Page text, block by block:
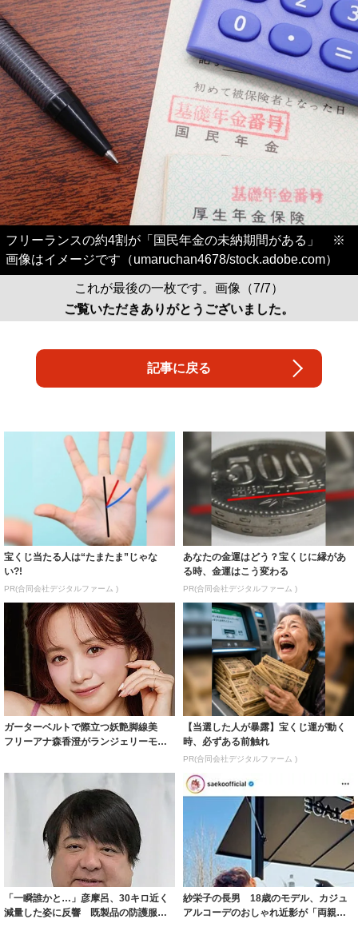
フリーランスの約4割が「国民年金の未納期間がある」 ※
画像はイメージです（umaruchan4678/stock.adobe.com）
これが最後の一枚です。画像（7/7）
ご覧いただきありがとうございました。
記事に戻る
宝くじ当たる人は“たまたま”じゃな
い?!
PR(合同会社デジタルファーム )
あなたの金運はどう？宝くじに縁があ
る時、金運はこう変わる
PR(合同会社デジタルファーム )
ガーターベルトで際立つ妖艶脚線美
フリーアナ森香澄がランジェリーモデ
【当選した人が暴露】宝くじ運が動く
時、必ずある前触れ
PR(合同会社デジタルファーム )
「一瞬誰かと…」彦摩呂、30キロ近く
減量した姿に反響 既製品の防護服が
紗栄子の長男 18歳のモデル、カジュ
アルコーデのおしゃれ近影が「両親の